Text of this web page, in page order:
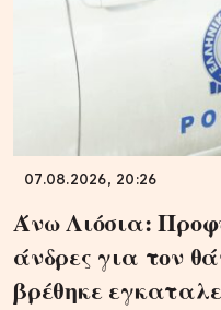
07.08.2026, 20:26
Άνω Λιόσια:
άνδρες για τον
βρέθηκε